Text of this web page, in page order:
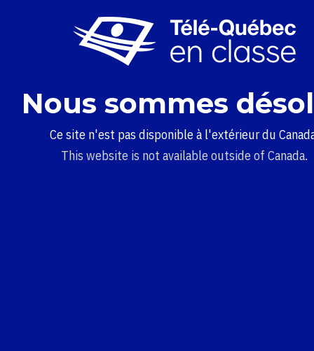
Nous sommes
Ce site n'est pas disponible à l'extérieur du
This website is not available outside of Canada.